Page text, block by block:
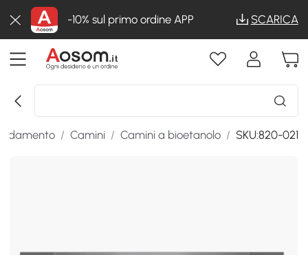
-10% sul primo ordine APP SCARICA
/ Camini / Camini a bioetanolo / SKU:820-021